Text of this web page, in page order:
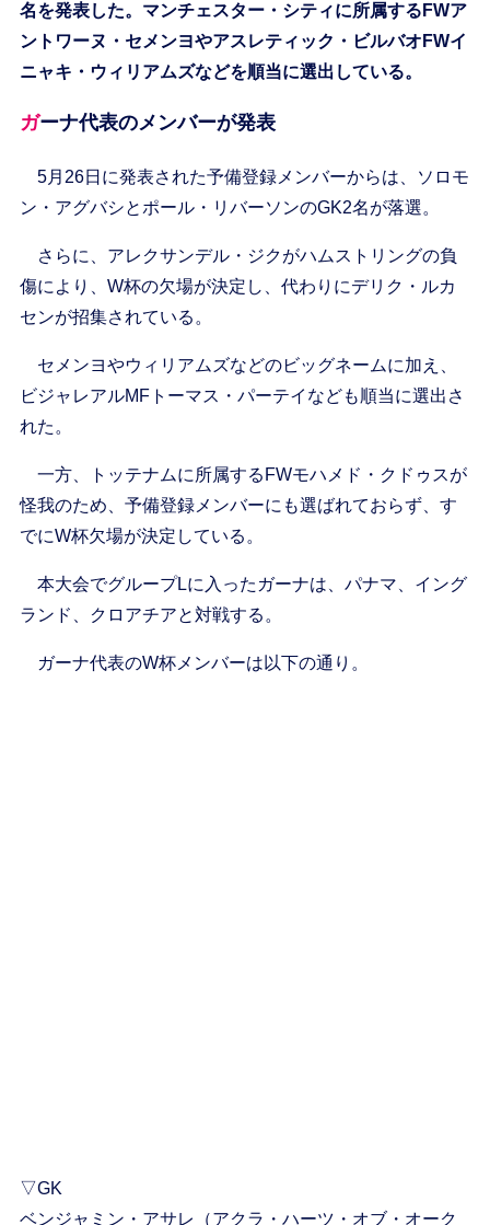
名を発表した。マンチェスター・シティに所属するFWア
ントワーヌ・セメンヨやアスレティック・ビルバオFWイ
ニャキ・ウィリアムズなどを順当に選出している。
ガーナ代表のメンバーが発表
5月26日に発表された予備登録メンバーからは、ソロモ
ン・アグバシとポール・リバーソンのGK2名が落選。
さらに、アレクサンデル・ジクがハムストリングの負
傷により、W杯の欠場が決定し、代わりにデリク・ルカ
センが招集されている。
セメンヨやウィリアムズなどのビッグネームに加え、
ビジャレアルMFトーマス・パーテイなども順当に選出さ
れた。
一方、トッテナムに所属するFWモハメド・クドゥスが
怪我のため、予備登録メンバーにも選ばれておらず、す
でにW杯欠場が決定している。
本大会でグループLに入ったガーナは、パナマ、イング
ランド、クロアチアと対戦する。
ガーナ代表のW杯メンバーは以下の通り。
▽GK
ベンジャミン・アサレ（アクラ・ハーツ・オブ・オーク